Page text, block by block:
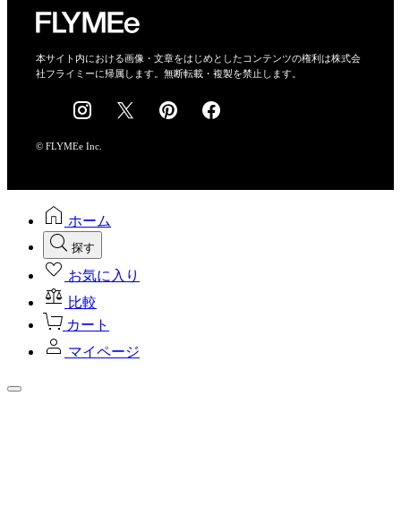
会社概要
採用情報
本サイト内における画像・文章をはじめとしたコンテンツの権利は株式会
社フライミーに帰属します。無断転載・複製を禁止します。
© FLYMEe Inc.
ホーム
探す
お気に入り
比較
カート
マイページ